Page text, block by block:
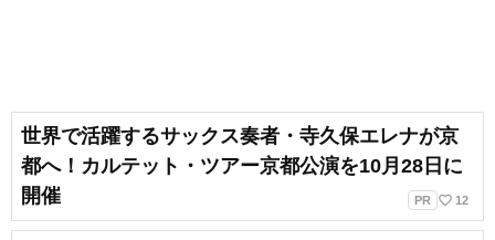
世界で活躍するサックス奏者・寺久保エレナが京
都へ！カルテット・ツアー京都公演を10月28日に
開催
PR favorite_border 12